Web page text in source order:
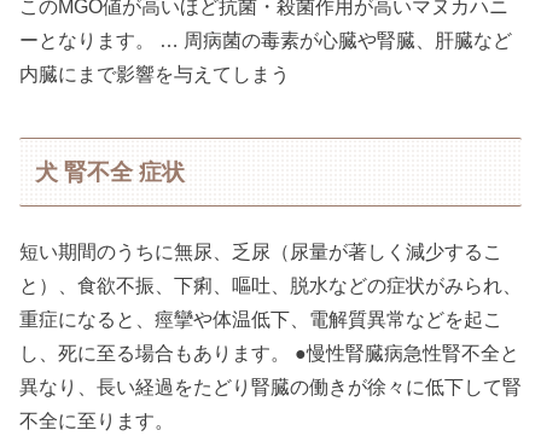
このMGO値が高いほど抗菌・殺菌作用が高いマヌカハニ
ーとなります。 … 周病菌の毒素が心臓や腎臓、肝臓など
内臓にまで影響を与えてしまう
犬 腎不全 症状
短い期間のうちに無尿、乏尿（尿量が著しく減少するこ
と）、食欲不振、下痢、嘔吐、脱水などの症状がみられ、
重症になると、痙攣や体温低下、電解質異常などを起こ
し、死に至る場合もあります。 ●慢性腎臓病急性腎不全と
異なり、長い経過をたどり腎臓の働きが徐々に低下して腎
不全に至ります。